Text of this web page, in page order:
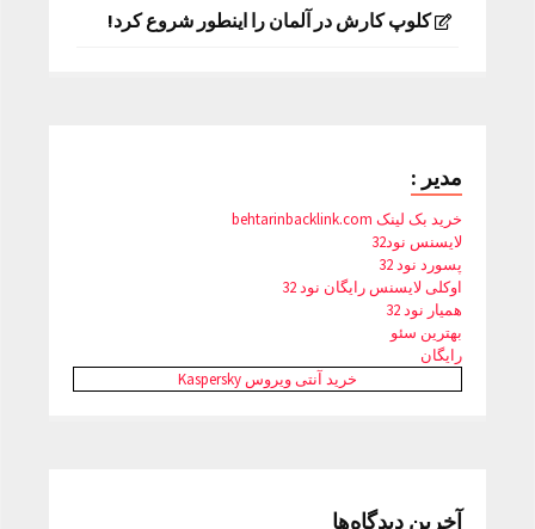
کلوپ کارش در آلمان را اینطور شروع کرد!
مدیر :
خرید بک لینک behtarinbacklink.com
لایسنس نود32
پسورد نود 32
اوکلی لایسنس رایگان نود 32
همیار نود 32
بهترین سئو
رایگان
خرید آنتی ویروس Kaspersky
آخرین دیدگاه‌ها